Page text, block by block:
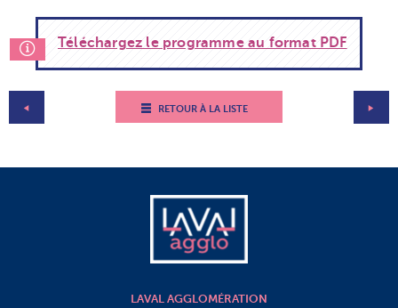
Téléchargez le programme au format PDF
RETOUR À LA LISTE
LAVAL AGGLOMÉRATION